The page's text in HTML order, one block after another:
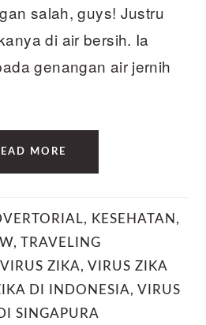
salah, guys! Justru
di air bersih. Ia
genangan air jernih
MORE
, KESEHATAN ,
, TRAVELING
VIRUS ZIKA, VIRUS ZIKA
DI INDONESIA, VIRUS
SINGAPURA